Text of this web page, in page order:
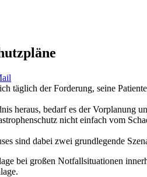
täglich der Forderung, seine
heraus, bedarf es der Vorplanung
nicht einfach vom
sind dabei zwei grundlegende
bei großen Notfallsituationen